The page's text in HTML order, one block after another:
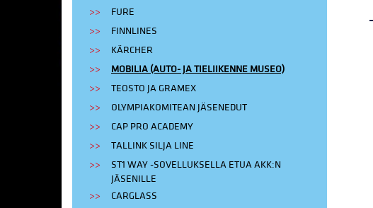
FURE
FINNLINES
KÄRCHER
MOBILIA (AUTO- JA TIELIIKENNE MUSEO)
TEOSTO JA GRAMEX
OLYMPIAKOMITEAN JÄSENEDUT
CAP PRO ACADEMY
TALLINK SILJA LINE
ST1 WAY -SOVELLUKSELLA ETUA AKK:N
JÄSENILLE
CARGLASS